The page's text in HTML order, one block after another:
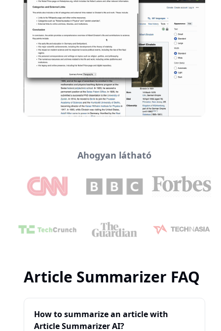
Ahogyan látható
Article Summarizer FAQ
How to summarize an article with
Article Summarizer AI?